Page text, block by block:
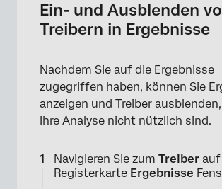
Ein- und Ausblenden
Treibern in Ergebnisse
Nachdem Sie auf die Ergebnisse
zugegriffen haben, können Sie
anzeigen und Treiber
Ihre Analyse nicht nützlich sind.
Navigieren Sie zum Treiber
Registerkarte Ergebnisse